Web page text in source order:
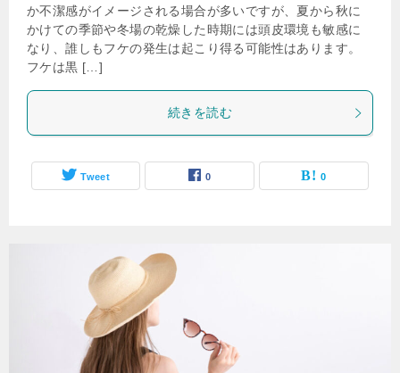
か不潔感がイメージされる場合が多いですが、夏から秋に
かけての季節や冬場の乾燥した時期には頭皮環境も敏感に
なり、誰しもフケの発生は起こり得る可能性はあります。
フケは黒 […]
続きを読む
Tweet 0 0